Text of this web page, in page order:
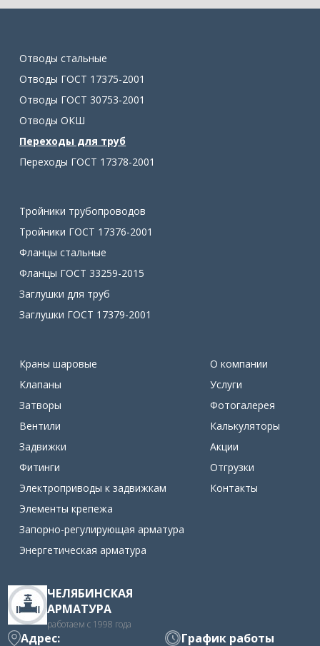
Отводы стальные
Отводы ГОСТ 17375-2001
Отводы ГОСТ 30753-2001
Отводы ОКШ
Переходы для труб
Переходы ГОСТ 17378-2001
Тройники трубопроводов
Тройники ГОСТ 17376-2001
Фланцы стальные
Фланцы ГОСТ 33259-2015
Заглушки для труб
Заглушки ГОСТ 17379-2001
Краны шаровые
Клапаны
Затворы
Вентили
Задвижки
Фитинги
Электроприводы к задвижкам
Элементы крепежа
Запорно-регулирующая арматура
Энергетическая арматура
О компании
Услуги
Фотогалерея
Калькуляторы
Акции
Отгрузки
Контакты
ЧЕЛЯБИНСКАЯ
АРМАТУРА
работаем с 1998 года
Адрес: График работы